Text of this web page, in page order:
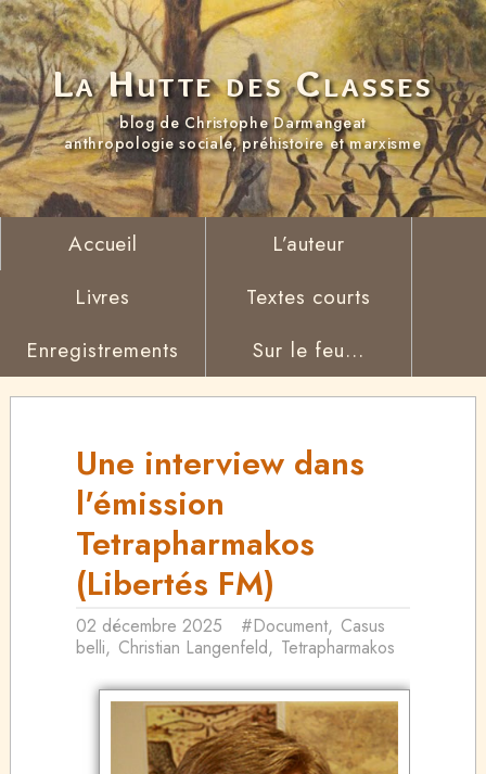
La Hutte des Classes
blog de Christophe Darmangeat
anthropologie sociale, préhistoire et marxisme
Accueil
L’auteur
Livres
Textes courts
Enregistrements
Sur le feu...
Une interview dans
l'émission
Tetrapharmakos
(Libertés FM)
02 décembre 2025 #Document, Casus
belli, Christian Langenfeld, Tetrapharmakos